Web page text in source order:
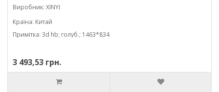
Виробник: XINYI
Країна: Китай
Примітка: 3d hb; голуб.; 1463*834
3 493,53 грн.